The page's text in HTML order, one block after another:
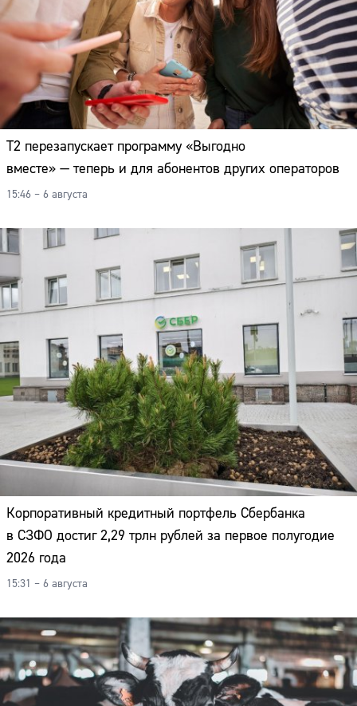
Т2 перезапускает программу «Выгодно
вместе» — теперь и для абонентов других операторов
15:46 – 6 августа
Корпоративный кредитный портфель Сбербанка
в СЗФО достиг 2,29 трлн рублей за первое полугодие
2026 года
15:31 – 6 августа